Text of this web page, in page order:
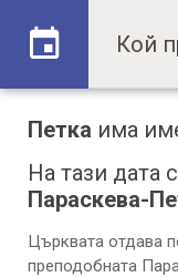
Петка има
На тази дата
Параскева-
Църквата отдава
преподобната